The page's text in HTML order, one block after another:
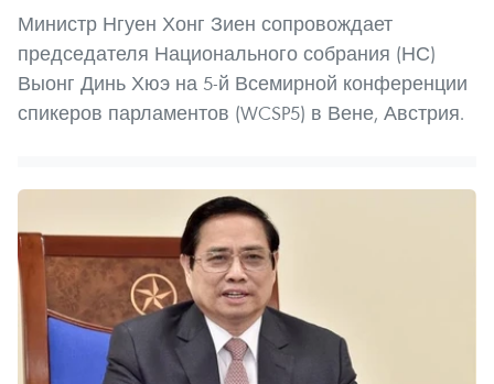
Министр Нгуен Хонг Зиен сопровождает
председателя Национального собрания (НС)
Выонг Динь Хюэ на 5-й Всемирной конференции
спикеров парламентов (WCSP5) в Вене, Австрия.